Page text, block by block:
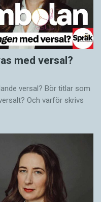
med versal?
versal? Bör titlar som
Och varför skrivs